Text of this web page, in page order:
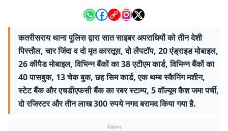
कतरीसराय थाना पुलिस द्वारा सात साइबर अपराधियों को तीन देशी
पिस्तौल, चार जिंदा व दो मृत कारतूस, दो लैपटॉप, 20 एंड्राइड मोबाइल,
26 कीपैड मोबाइल, विभिन्न बैंकों का 38 एटीएम कार्ड, विभिन्न बैंकों का
40 पासबुक, 13 चेक बुक, छह सिम कार्ड, एक थम्ब स्कैनिंग मशीन,
स्टेट बैंक और एचडीएफसी बैंक का रबर स्टाम्प, 5 वॉल्यूम कैश जमा पर्ची,
दो रजिस्टर और तीन लाख 300 रुपये नगद बरामद किया गया है.
विज्ञापन